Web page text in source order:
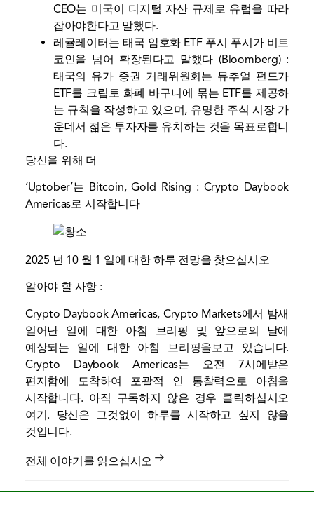
CEO는 미국이 디지털 자산 규제로 유럽을 따라
잡아야한다고 말했다.
레귤레이터는 태국 암호화 ETF 푸시 푸시가 비트
코인을 넘어 확장된다고 말했다 (Bloomberg) :
태국의 유가 증권 거래위원회는 뮤추얼 펀드가
ETF를 크립토 화폐 바구니에 묶는 ETF를 제공하
는 규칙을 작성하고 있으며, 유명한 주식 시장 가
운데서 젊은 투자자를 유치하는 것을 목표로합니
다.
당신을 위해 더
‘Uptober’는 Bitcoin, Gold Rising : Crypto Daybook
Americas로 시작합니다
2025 년 10 월 1 일에 대한 하루 전망을 찾으십시오
알아야 할 사항 :
Crypto Daybook Americas, Crypto Markets에서 밤새
일어난 일에 대한 아침 브리핑 및 앞으로의 날에
예상되는 일에 대한 아침 브리핑을보고 있습니다.
Crypto Daybook Americas는 오전 7시에받은
편지함에 도착하여 포괄적 인 통찰력으로 아침을
시작합니다. 아직 구독하지 않은 경우 클릭하십시오
여기. 당신은 그것없이 하루를 시작하고 싶지 않을
것입니다.
전체 이야기를 읽으십시오